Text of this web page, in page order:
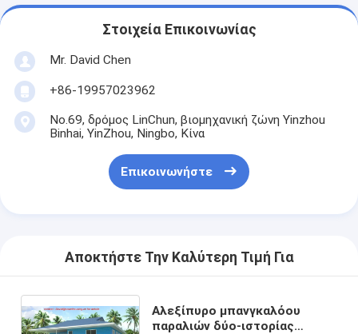
Στοιχεία Επικοινωνίας
Mr. David Chen
+86-19957023962
No.69, δρόμος LinChun, βιομηχανική ζώνη Yinzhou
Binhai, YinZhou, Ningbo, Κίνα
Επικοινωνήστε
Αποκτήστε Την Καλύτερη Τιμή Για
Αλεξίπυρο μπανγκαλόου
παραλιών δύο-ιστορίας